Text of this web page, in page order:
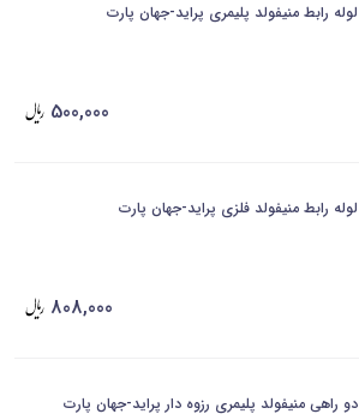
لوله رابط منیفولد پلیمری پراید-جهان پارت
500,000
لوله رابط منیفولد فلزی پراید-جهان پارت
808,000
دو راهی منیفولد پلیمری رزوه دار پراید-جهان پارت